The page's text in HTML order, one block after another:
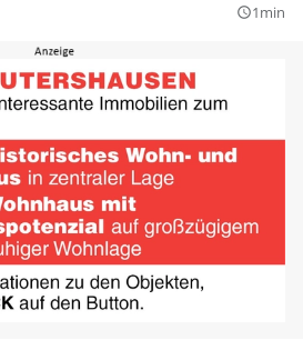
query_builder1min